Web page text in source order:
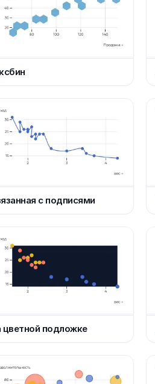
с подписями
цветной подложке